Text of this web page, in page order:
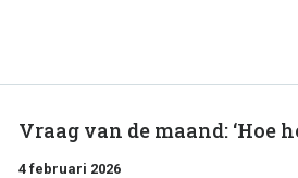
Vraag van de maand: ‘Hoe
4 februari 2026